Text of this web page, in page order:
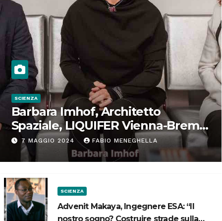
SCIENZA
Barbara Imhof, Architetto
Spaziale, LIQUIFER Vienna-Brema:
“Progettiamo habitat per lo
Spazio”
7 MAGGIO 2024 FABIO MENEGHELLA
SCIENZA
Advenit Makaya, Ingegnere ESA: “Il
nostro sogno? Costruire strade sulla